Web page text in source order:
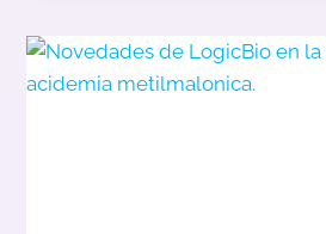
NEONATAL
PARA